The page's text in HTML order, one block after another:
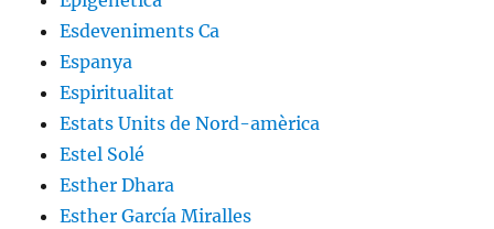
Esdeveniments Ca
Espanya
Espiritualitat
Estats Units de Nord-amèrica
Estel Solé
Esther Dhara
Esther García Miralles